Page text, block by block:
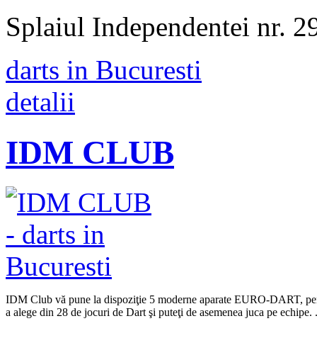
Splaiul Independentei nr.
darts in Bucuresti
detalii
IDM CLUB
IDM Club vă pune la dispoziţie 5 moderne aparate EURO-DART,
a alege din 28 de jocuri de Dart şi puteţi de asemenea juca pe echipe.